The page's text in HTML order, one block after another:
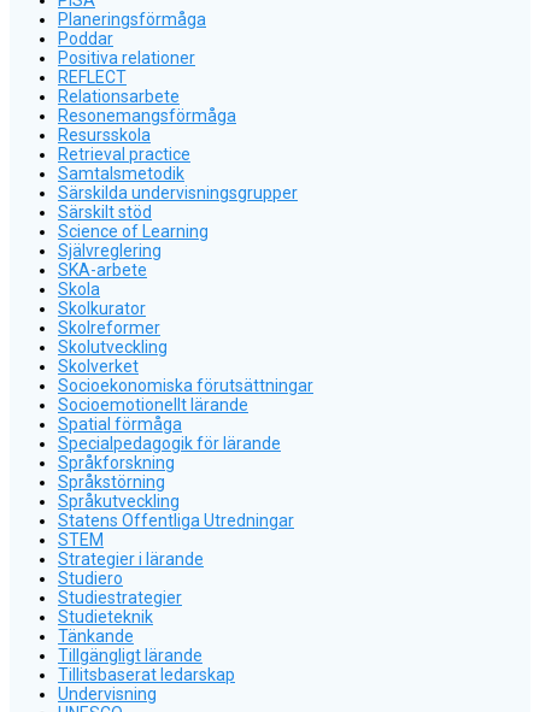
Planeringsförmåga
Poddar
Positiva relationer
REFLECT
Relationsarbete
Resonemangsförmåga
Resursskola
Retrieval practice
Samtalsmetodik
Särskilda undervisningsgrupper
Särskilt stöd
Science of Learning
Självreglering
SKA-arbete
Skola
Skolkurator
Skolreformer
Skolutveckling
Skolverket
Socioekonomiska förutsättningar
Socioemotionellt lärande
Spatial förmåga
Specialpedagogik för lärande
Språkforskning
Språkstörning
Språkutveckling
Statens Offentliga Utredningar
STEM
Strategier i lärande
Studiero
Studiestrategier
Studieteknik
Tänkande
Tillgängligt lärande
Tillitsbaserat ledarskap
Undervisning